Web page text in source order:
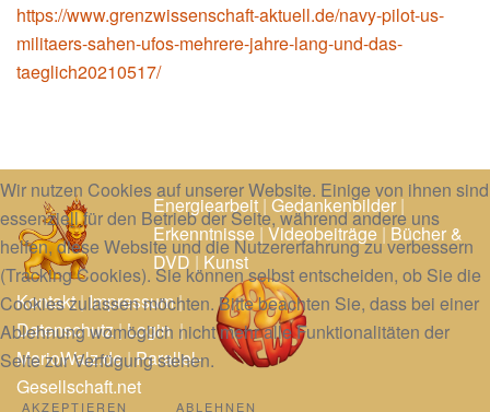
https://www.grenzwissenschaft-aktuell.de/navy-pilot-us-
militaers-sahen-ufos-mehrere-jahre-lang-und-das-
taeglich20210517/
Energiearbeit|Gedankenbilder|
Erkenntnisse|Videobeiträge|Bücher &
DVD|Kunst
Kontakt|Impressum|
Datenschutz|Login|
MarioWalz.de|Parallel-
Gesellschaft.net
Wir nutzen Cookies auf unserer Website. Einige von ihnen sind
essenziell für den Betrieb der Seite, während andere uns
helfen, diese Website und die Nutzererfahrung zu verbessern
(Tracking Cookies). Sie können selbst entscheiden, ob Sie die
Cookies zulassen möchten. Bitte beachten Sie, dass bei einer
Ablehnung womöglich nicht mehr alle Funktionalitäten der
Seite zur Verfügung stehen.
AKZEPTIEREN ABLEHNEN